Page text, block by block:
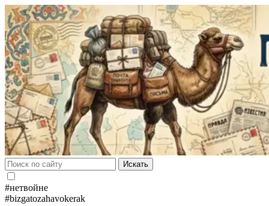
Искать
#нетвойне
#bizgatozahavokerak